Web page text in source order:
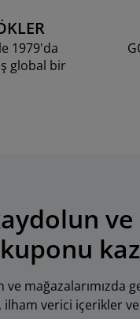
1979'da
global bir
kuponu
mağazalarımızda
verici içerikler